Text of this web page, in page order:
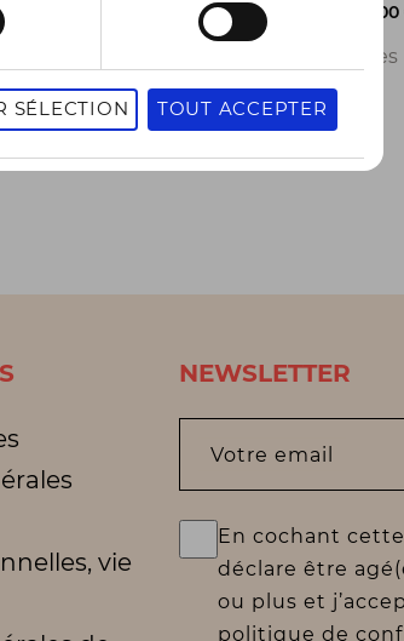
SÉLECTION TOUT ACCEPTER
2 pointures
vie
NEWSLETTER
Votre email
En cochant cette
déclare être
ou plus et
politique de